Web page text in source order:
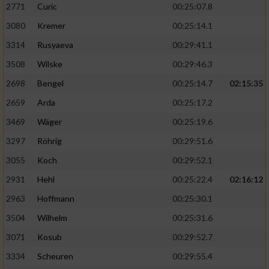
2771 Curic
00:25:07.8
3080
Kremer
00:25:14.1
3314
Rusyaeva
00:29:41.1
3508
Wilske
00:29:46.3
2698
Bengel 00:25:14.7
02:15:35
2659
Arda
00:25:17.2
3469
Wäger
00:25:19.6
3297
Röhrig
00:29:51.6
3055
Koch
00:29:52.1
2931
Hehl 00:25:22.4
02:16:12
2963
Hoffmann
00:25:30.1
3504
Wilhelm
00:25:31.6
3071
Kosub
00:29:52.7
3334
Scheuren 00:29:55.4